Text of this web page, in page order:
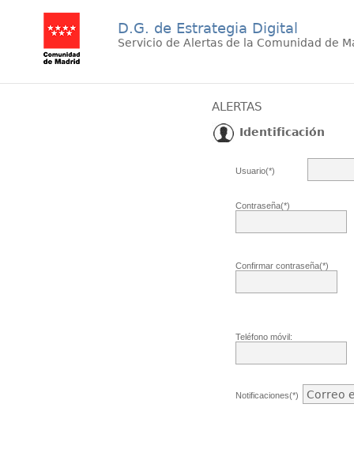
D.G. de Estrategia Digital
Servicio de Alertas de la Comunidad de
ALERTAS
Identificación
Usuario(*)
Contraseña(*)
Confirmar contraseña(*)
Teléfono móvil:
Notificaciones(*)